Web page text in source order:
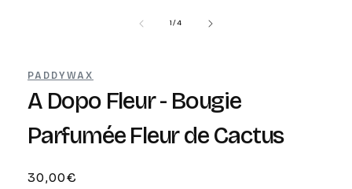
1/de
4
PADDYWAX
A Dopo Fleur - Bougie
Parfumée Fleur de Cactus
Prix
30,00€